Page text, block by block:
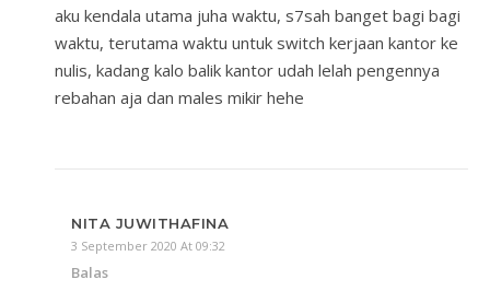
aku kendala utama juha waktu, s7sah banget bagi bagi
waktu, terutama waktu untuk switch kerjaan kantor ke
nulis, kadang kalo balik kantor udah lelah pengennya
rebahan aja dan males mikir hehe
NITA JUWITHAFINA
3 September 2020 At 09:32
Balas